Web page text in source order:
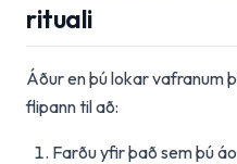
rituali
Áður en þú lokar vafranum
flipann til að:
Farðu yfir það sem þú